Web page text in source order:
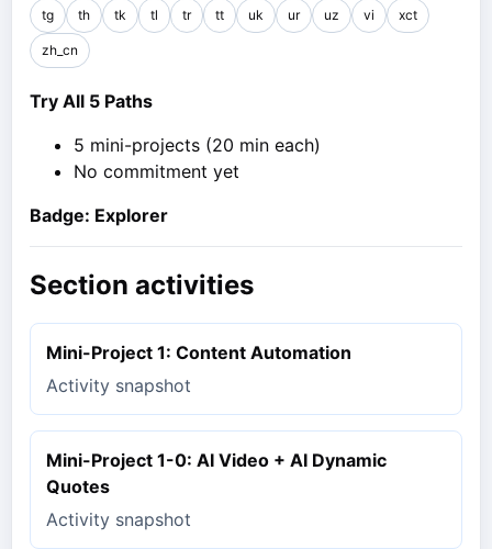
tg th tk tl tr tt uk ur uz vi xct
zh_cn
Try All 5 Paths
5 mini-projects (20 min each)
No commitment yet
Badge: Explorer
Section activities
Mini-Project 1: Content Automation
Activity snapshot
Mini-Project 1-0: AI Video + AI Dynamic
Quotes
Activity snapshot